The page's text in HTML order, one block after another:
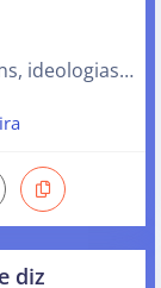
ideologias…
diz